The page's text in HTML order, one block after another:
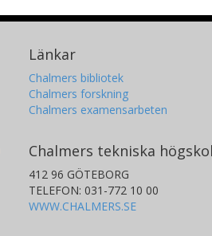
Länkar
Chalmers bibliotek
Chalmers forskning
Chalmers examensarbeten
Chalmers tekniska
412 96 GÖTEBORG
TELEFON: 031-772 10 00
WWW.CHALMERS.SE